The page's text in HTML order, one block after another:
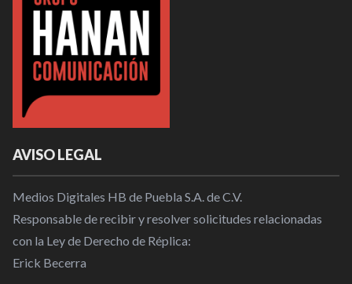
AVISO LEGAL
Medios Digitales HB de Puebla S.A. de C.V.
Responsable de recibir y resolver solicitudes relacionadas
con la Ley de Derecho de Réplica:
Erick Becerra